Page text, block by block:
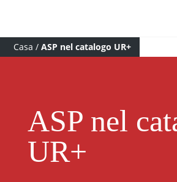
Casa /ASP nel catalogo UR+
ASP nel
UR+